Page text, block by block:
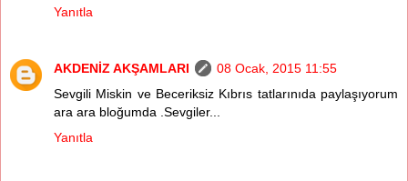
Yanıtla
AKDENİZ AKŞAMLARI
08 Ocak, 2015 11:55
Sevgili Miskin ve Beceriksiz Kıbrıs tatlarınıda paylaşıyorum
ara ara bloğumda .Sevgiler...
Yanıtla